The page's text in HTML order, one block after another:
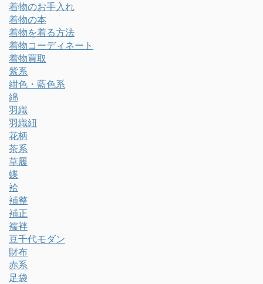
着物のお手入れ
着物の本
着物を着る方法
着物コーディネート
着物買取
紫系
紺色・藍色系
綿
羽織
羽織紐
花柄
茶系
草履
蝶
袷
補整
補正
襦袢
豆千代モダン
財布
赤系
足袋